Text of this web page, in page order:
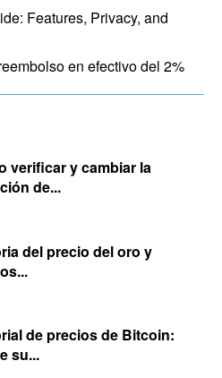
Features, Privacy, and
en efectivo del 2%
verificar y cambiar la
de...
del precio del oro y
de precios de Bitcoin:
su...